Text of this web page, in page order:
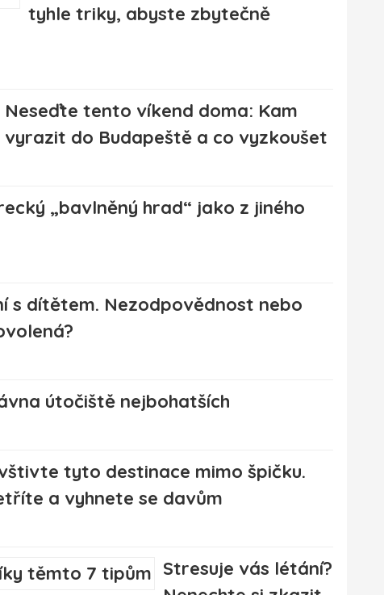
tyhle triky, abyste zbytečně
Neseďte tento víkend doma: Kam
vyrazit do Budapeště a co vyzkoušet
„bavlněný hrad“ jako z jiného
s dítětem. Nezodpovědnost nebo
útočiště nejbohatších
tyto destinace mimo špičku.
a vyhnete se davům
Stresuje vás létání?